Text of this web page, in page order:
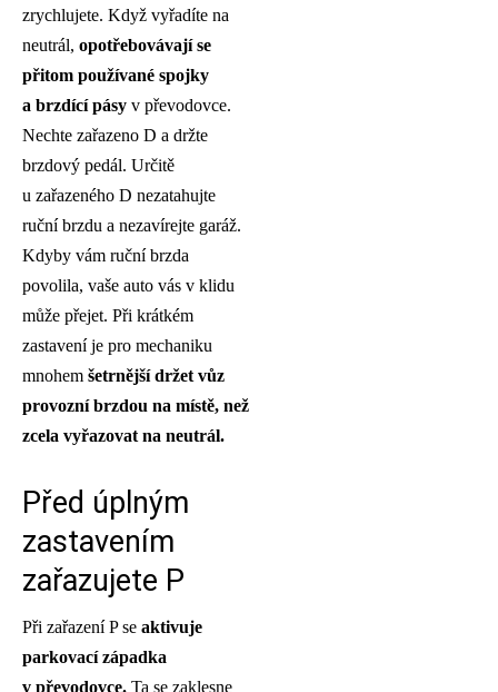
zrychlujete. Když vyřadíte na
neutrál, opotřebovávají se
přitom používané spojky
a brzdící pásy v převodovce.
Nechte zařazeno D a držte
brzdový pedál. Určitě
u zařazeného D nezatahujte
ruční brzdu a nezavírejte garáž.
Kdyby vám ruční brzda
povolila, vaše auto vás v klidu
může přejet. Při krátkém
zastavení je pro mechaniku
mnohem šetrnější držet vůz
provozní brzdou na místě, než
zcela vyřazovat na neutrál.
Před úplným
zastavením
zařazujete P
Při zařazení P se aktivuje
parkovací západka
v převodovce. Ta se zaklesne